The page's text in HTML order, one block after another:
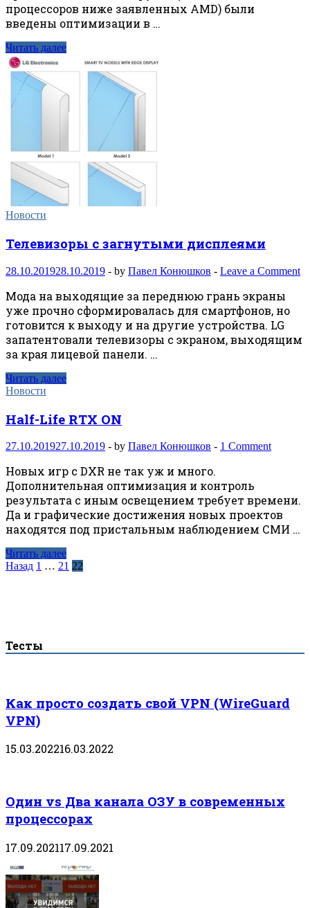
процессоров ниже заявленных AMD) были
введены оптимизации в …
Читать далее
Новости
Телевизоры с загнутыми дисплеями
28.10.201928.10.2019 - by Павел Конюшков - Leave a Comment
Мода на выходящие за переднюю грань экраны
уже прочно сформировалась для смартфонов, но
готовится к выходу и на другие устройства. LG
запатентовали телевизоры с экраном, выходящим
за края лицевой панели. …
Читать далее
Новости
Half-Life RTX ON
27.10.201927.10.2019 - by Павел Конюшков - 1 Comment
Новых игр с DXR не так уж и много.
Дополнительная оптимизация и контроль
результата с иным освещением требует времени.
Да и графические достижения новых проектов
находятся под пристальным наблюдением СМИ …
Читать далее
Навигация
Назад 1 … 21 22
Тесты
Как просто создать свой VPN (WireGuard
VPN)
15.03.202216.03.2022
Один vs Два канала ОЗУ в современных
процессорах
17.09.202117.09.2021